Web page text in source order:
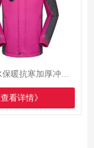
防风防水保暖抗寒加厚冲锋衣
查看详情》